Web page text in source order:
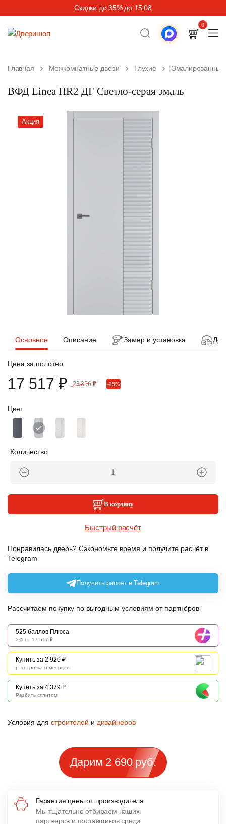
Скидки до 35% до 15.08
0
Главная Межкомнатные двери Глухие Эмалированные
ВФД Linea HR2 ДГ Светло-серая эмаль
Акция
Основное Описание Замер и установка
Цвет
Количество
Цена за полотно
17 517 ₽ 23 356 ₽ -25%
В корзину
Быстрый расчёт
Понравилась дверь? Сэкономьте время и получите расчёт в
Telegram
Получить расчет в Telegram
Рассчитаем покупку по выгодным условиям от партнёров
525 баллов Плюса
3% от 17 517 ₽
Купить за 2 920 ₽
расстрочка 6 месяцев
Купить за 4 379 ₽
Разбить сплитом
Условия для строителей и дизайнеров
Дарим 2 690 руб.
Гарантия цены от производителя
Мы тщательно отбираем наших
партнеров и поставщиков среди